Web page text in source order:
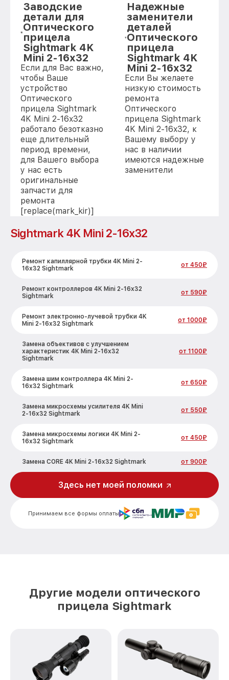
Заводские
детали для
Оптического
прицела
Sightmark 4K
Mini 2-16x32
Если для Вас важно,
чтобы Ваше
устройство
Оптического
прицела Sightmark
4K Mini 2-16x32
работало безотказно
еще длительный
период времени,
для Вашего выбора
у нас есть
оригинальные
запчасти для
ремонта
[replace(mark_kir)]
Надежные
заменители
деталей
Оптического
прицела
Sightmark 4K
Mini 2-16x32
Если Вы желаете
низкую стоимость
ремонта
Оптического
прицела Sightmark
4K Mini 2-16x32, к
Вашему выбору у
нас в наличии
имеются надежные
заменители
Sightmark 4K Mini 2-16x32
Ремонт капиллярной трубки 4K Mini 2-
16x32 Sightmark
от 450₽
Ремонт контроллеров 4K Mini 2-16x32
Sightmark
от 590₽
Ремонт электронно-лучевой трубки 4K
Mini 2-16x32 Sightmark
от 1000₽
Замена объективов с улучшением
характеристик 4K Mini 2-16x32
Sightmark
от 1100₽
Замена шим контроллера 4K Mini 2-
16x32 Sightmark
от 650₽
Замена микросхемы усилителя 4K Mini
2-16x32 Sightmark
от 550₽
Замена микросхемы логики 4K Mini 2-
16x32 Sightmark
от 450₽
Замена CORE 4K Mini 2-16x32 Sightmark от 900₽
Ремонт встроенного дальнометра и
других устройств 4K Mini 2-16x32
Sightmark
Калибровка и настройка тепловизора
от 750₽
Восстановление питания 4K Mini 2-16x32
Замена корпуса 4K Mini 2-16x32
Sightmark
от 1250₽
Принимаем все формы оплаты
Здесь нет моей поломки
Другие модели оптического
прицела Sightmark